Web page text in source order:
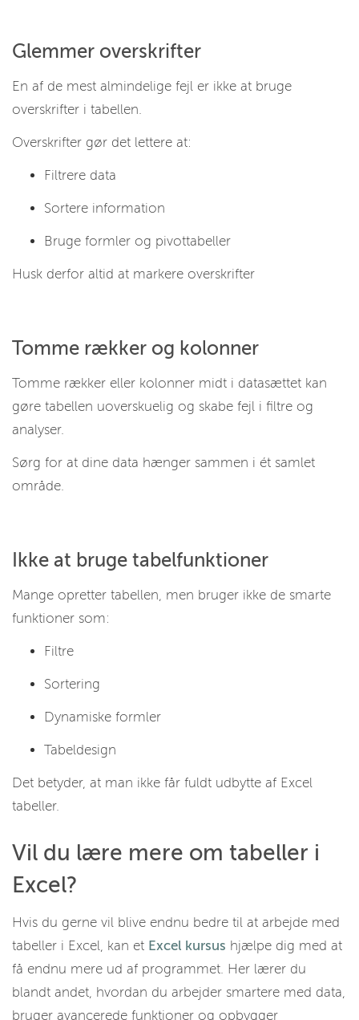
Glemmer overskrifter
En af de mest almindelige fejl er ikke at bruge
overskrifter i tabellen.
Overskrifter gør det lettere at:
Filtrere data
Sortere information
Bruge formler og pivottabeller
Husk derfor altid at markere overskrifter
Tomme rækker og kolonner
Tomme rækker eller kolonner midt i datasættet kan
gøre tabellen uoverskuelig og skabe fejl i filtre og
analyser.
Sørg for at dine data hænger sammen i ét samlet
område.
Ikke at bruge tabelfunktioner
Mange opretter tabellen, men bruger ikke de smarte
funktioner som:
Filtre
Sortering
Dynamiske formler
Tabeldesign
Det betyder, at man ikke får fuldt udbytte af Excel
tabeller.
Vil du lære mere om tabeller i
Excel?
Hvis du gerne vil blive endnu bedre til at arbejde med
tabeller i Excel, kan et Excel kursus hjælpe dig med at
få endnu mere ud af programmet. Her lærer du
blandt andet, hvordan du arbejder smartere med data,
bruger avancerede funktioner og opbygger